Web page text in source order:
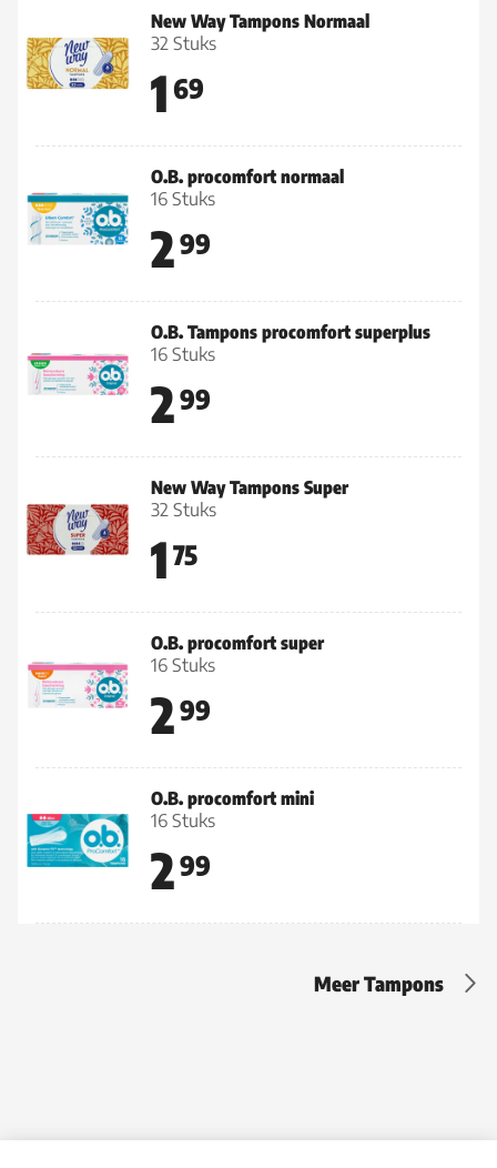
New Way Tampons Normaal
32 Stuks
1 69
O.B. procomfort normaal
16 Stuks
299
O.B. Tampons procomfort superplus
16 Stuks
299
New Way Tampons Super
32 Stuks
1 75
O.B. procomfort super
16 Stuks
299
O.B. procomfort mini
16 Stuks
299
Meer Tampons